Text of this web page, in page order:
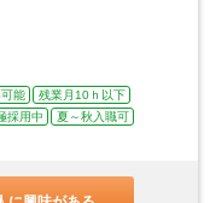
能
残業月10ｈ以下
採用中
夏～秋入職可